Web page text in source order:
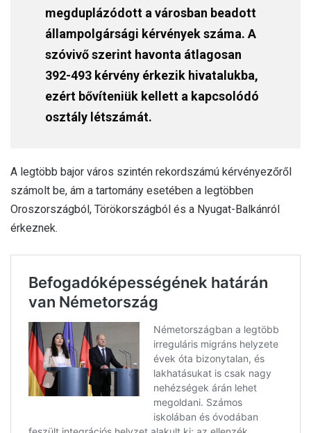
megduplázódott a városban beadott
állampolgársági kérvények száma. A
szóvivő szerint havonta átlagosan
392-493 kérvény érkezik hivatalukba,
ezért bővíteniük kellett a kapcsolódó
osztály létszámát.
A legtöbb bajor város szintén rekordszámú kérvényezőről
számolt be, ám a tartomány esetében a legtöbben
Oroszországból, Törökországból és a Nyugat-Balkánról
érkeznek.